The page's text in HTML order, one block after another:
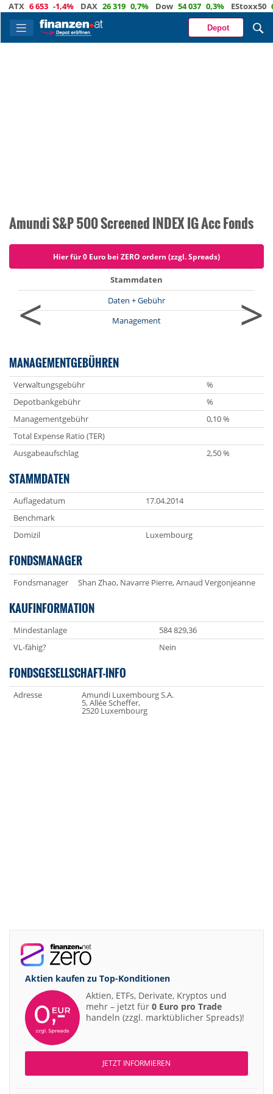
ATX 6 653 -1,4% DAX 26 319 0,7% Dow 54 037 0,3% EStoxx50 6
Depot
Amundi S&P 500 Screened INDEX IG Acc Fonds
Hier für 0 Euro bei ZERO ordern (zzgl. Spreads)
<
Stammdaten
Daten + Gebühr
Management
>
MANAGEMENTGEBÜHREN
Verwaltungsgebühr
%
Depotbankgebühr
%
Managementgebühr
0,10 %
Total Expense Ratio (TER)
Ausgabeaufschlag
2,50 %
STAMMDATEN
Auflagedatum
17.04.2014
Benchmark
Domizil
Luxembourg
FONDSMANAGER
Fondsmanager Shan Zhao, Navarre Pierre, Arnaud Vergonjeanne
KAUFINFORMATION
Mindestanlage
584 829,36
VL-fähig?
Nein
FONDSGESELLSCHAFT-INFO
Adresse Amundi Luxembourg S.A.
5, Allée Scheffer,
2520 Luxembourg
Aktien kaufen zu Top-Konditionen
Aktien, ETFs, Derivate, Kryptos und
mehr – jetzt für 0 Euro pro Trade
handeln (zzgl. marktüblicher Spreads)!
JETZT INFORMIEREN